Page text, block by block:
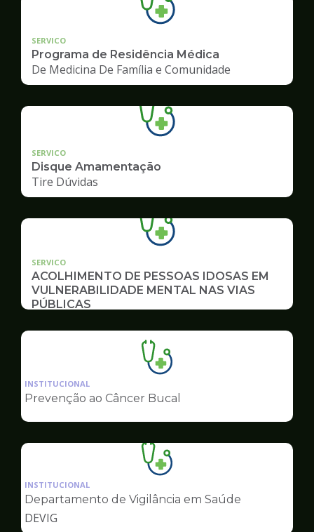
SERVICO
Programa de Residência Médica
De Medicina De Família e Comunidade
SERVICO
Disque Amamentação
Tire Dúvidas
SERVICO
ACOLHIMENTO DE PESSOAS IDOSAS EM
VULNERABILIDADE MENTAL NAS VIAS
PÚBLICAS
Ilustração
da
pagina
Saúde
INSTITUCIONAL
Prevenção ao Câncer Bucal
Ilustração
da
pagina
INSTITUCIONAL
Departamento de Vigilância em Saúde
DEVIG